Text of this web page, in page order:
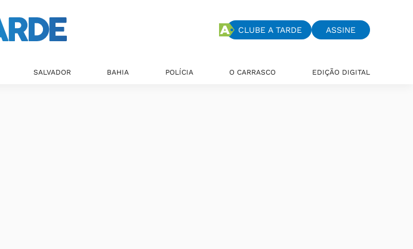
CLUBE A TARDE ASSINE
SALVADOR BAHIA POLÍCIA O CARRASCO EDIÇÃO DIGITAL